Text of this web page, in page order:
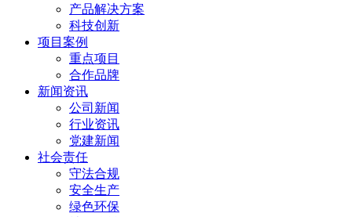
产品解决方案
科技创新
项目案例
重点项目
合作品牌
新闻资讯
公司新闻
行业资讯
党建新闻
社会责任
守法合规
安全生产
绿色环保